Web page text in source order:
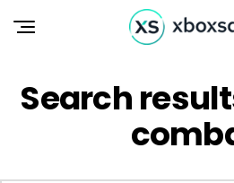
Search